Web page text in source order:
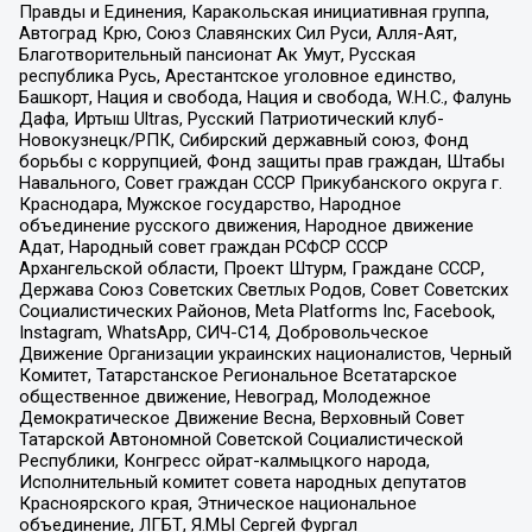
Правды и Единения, Каракольская инициативная группа,
Автоград Крю, Союз Славянских Сил Руси, Алля-Аят,
Благотворительный пансионат Ак Умут, Русская
республика Русь, Арестантское уголовное единство,
Башкорт, Нация и свобода, Нация и свобода, W.H.С., Фалунь
Дафа, Иртыш Ultras, Русский Патриотический клуб-
Новокузнецк/РПК, Сибирский державный союз, Фонд
борьбы с коррупцией, Фонд защиты прав граждан, Штабы
Навального, Совет граждан СССР Прикубанского округа г.
Краснодара, Мужское государство, Народное
объединение русского движения, Народное движение
Адат, Народный совет граждан РСФСР СССР
Архангельской области, Проект Штурм, Граждане СССР,
Держава Союз Советских Светлых Родов, Совет Советских
Социалистических Районов, Meta Platforms Inc, Facebook,
Instagram, WhatsApp, СИЧ-С14, Добровольческое
Движение Организации украинских националистов, Черный
Комитет, Татарстанское Региональное Всетатарское
общественное движение, Невоград, Молодежное
Демократическое Движение Весна, Верховный Совет
Татарской Автономной Советской Социалистической
Республики, Конгресс ойрат-калмыцкого народа,
Исполнительный комитет совета народных депутатов
Красноярского края, Этническое национальное
объединение, ЛГБТ, Я.МЫ Сергей Фургал